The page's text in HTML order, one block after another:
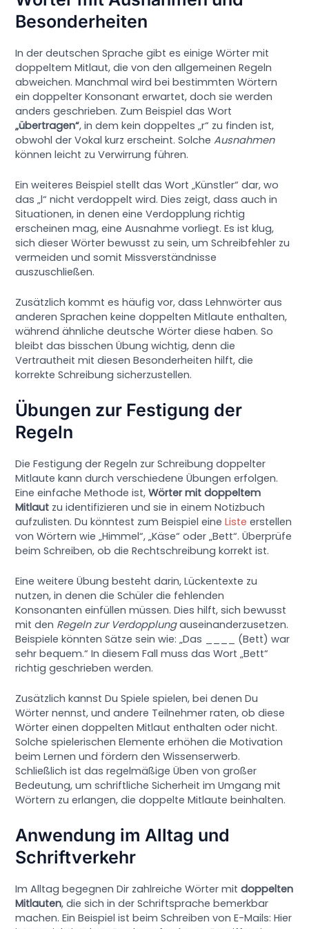
Besonderheiten
In der deutschen Sprache gibt es einige Wörter mit
doppeltem Mitlaut, die von den allgemeinen Regeln
abweichen. Manchmal wird bei bestimmten Wörtern
ein doppelter Konsonant erwartet, doch sie werden
anders geschrieben. Zum Beispiel das Wort
„übertragen“, in dem kein doppeltes „r“ zu finden ist,
obwohl der Vokal kurz erscheint. SolcheAusnahmen
können leicht zu Verwirrung führen.
Ein weiteres Beispiel stellt das Wort „Künstler“ dar, wo
das „l“ nicht verdoppelt wird. Dies zeigt, dass auch in
Situationen, in denen eine Verdopplung richtig
erscheinen mag, eine Ausnahme vorliegt. Es ist klug,
sich dieser Wörter bewusst zu sein, um Schreibfehler zu
vermeiden und somit Missverständnisse
auszuschließen.
Zusätzlich kommt es häufig vor, dass Lehnwörter aus
anderen Sprachen keine doppelten Mitlaute enthalten,
während ähnliche deutsche Wörter diese haben. So
bleibt das bisschen Übung wichtig, denn die
Vertrautheit mit diesen Besonderheiten hilft, die
korrekte Schreibung sicherzustellen.
Übungen zur Festigung der
Regeln
Die Festigung der Regeln zur Schreibung doppelter
Mitlaute kann durch verschiedene Übungen erfolgen.
Eine einfache Methode ist,Wörter mit doppeltem
Mitlaut zu identifizieren und sie in einem Notizbuch
aufzulisten. Du könntest zum Beispiel eineListe erstellen
von Wörtern wie „Himmel“, „Käse“ oder „Bett“. Überprüfe
beim Schreiben, ob die Rechtschreibung korrekt ist.
Eine weitere Übung besteht darin, Lückentexte zu
nutzen, in denen die Schüler die fehlenden
Konsonanten einfüllen müssen. Dies hilft, sich bewusst
mit den Regeln zur Verdopplungauseinanderzusetzen.
Beispiele könnten Sätze sein wie: „Das ____ (Bett) war
sehr bequem.“ In diesem Fall muss das Wort „Bett“
richtig geschrieben werden.
Zusätzlich kannst Du Spiele spielen, bei denen Du
Wörter nennst, und andere Teilnehmer raten, ob diese
Wörter einen doppelten Mitlaut enthalten oder nicht.
Solche spielerischen Elemente erhöhen die Motivation
beim Lernen und fördern den Wissenserwerb.
Schließlich ist das regelmäßige Üben von großer
Bedeutung, um schriftliche Sicherheit im Umgang mit
Wörtern zu erlangen, die doppelte Mitlaute beinhalten.
Anwendung im Alltag und
Schriftverkehr
Im Alltag begegnen Dir zahlreiche Wörter mitdoppelten
Mitlauten, die sich in der Schriftsprache bemerkbar
machen. Ein Beispiel ist beim Schreiben von E-Mails: Hier